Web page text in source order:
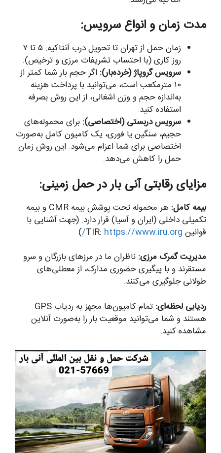
مدت زمان و انواع سرویس:
زمان حمل از تهران تا تحویل درب آنتاکیه: ۵ تا ۷
روز کاری (با احتساب تشریفات مرزی و ترخیص).
سرویس گروپاژ (خرده‌بار): اگر حجم بار شما کمتر از
۱۰ مترمکعب است، می‌توانید با پرداخت هزینه
به‌اندازه حجم و وزن اشغالی، از این روش بصرفه
استفاده کنید.
سرویس دربستی (اختصاصی): برای محموله‌های
حجیم، سنگین یا فوری، یک کامیون کامل به‌صورت
اختصاصی برای شما اعزام می‌شود. این روش زمان
حمل را کاهش می‌دهد.
مزایای رقابتی آنی بار در حمل زمینی:
بیمه کامل:
هر محموله تحت پوشش بیمه CMR و بیمه
تکمیلی داخلی (ایران و آسیا) قرار دارد. (جهت آشنایی با
قوانین TIR: https://www.iru.org/
)
مدیریت گمرک مرزی: ناظران ما در مرزهای بازرگان و سرو
مستقرند و با پیگیری حضوری مدارک، از معطلی‌های
طولانی جلوگیری می‌کنند.
ردیابی لحظه‌ای:
تمام کامیون‌ها مجهز به ردیاب GPS
هستند و شما می‌توانید موقعیت بار را به‌صورت آنلاین
مشاهده کنید.